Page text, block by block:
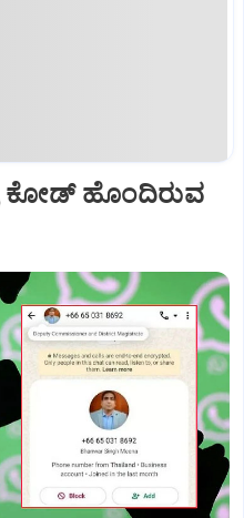
ಕೋಡ್ ಹೊಂದಿರುವ